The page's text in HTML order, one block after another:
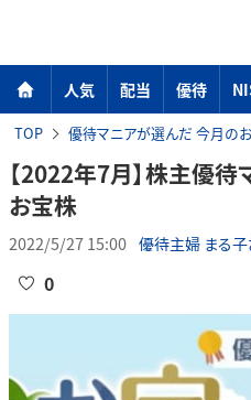
人気 配当 優待
TOP 優待マニアが選んだ 今月の
【2022年7月】株主優
お宝株
2022/5/27 15:00 優待主婦 まる子
0